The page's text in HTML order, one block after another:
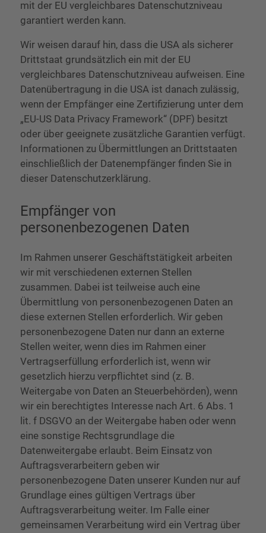
mit der EU vergleichbares Datenschutzniveau
garantiert werden kann.
Wir weisen darauf hin, dass die USA als sicherer
Drittstaat grundsätzlich ein mit der EU
vergleichbares Datenschutzniveau aufweisen. Eine
Datenübertragung in die USA ist danach zulässig,
wenn der Empfänger eine Zertifizierung unter dem
„EU-US Data Privacy Framework“ (DPF) besitzt
oder über geeignete zusätzliche Garantien verfügt.
Informationen zu Übermittlungen an Drittstaaten
einschließlich der Datenempfänger finden Sie in
dieser Datenschutzerklärung.
Empfänger von
personenbezogenen Daten
Im Rahmen unserer Geschäftstätigkeit arbeiten
wir mit verschiedenen externen Stellen
zusammen. Dabei ist teilweise auch eine
Übermittlung von personenbezogenen Daten an
diese externen Stellen erforderlich. Wir geben
personenbezogene Daten nur dann an externe
Stellen weiter, wenn dies im Rahmen einer
Vertragserfüllung erforderlich ist, wenn wir
gesetzlich hierzu verpflichtet sind (z. B.
Weitergabe von Daten an Steuerbehörden), wenn
wir ein berechtigtes Interesse nach Art. 6 Abs. 1
lit. f DSGVO an der Weitergabe haben oder wenn
eine sonstige Rechtsgrundlage die
Datenweitergabe erlaubt. Beim Einsatz von
Auftragsverarbeitern geben wir
personenbezogene Daten unserer Kunden nur auf
Grundlage eines gültigen Vertrags über
Auftragsverarbeitung weiter. Im Falle einer
gemeinsamen Verarbeitung wird ein Vertrag über